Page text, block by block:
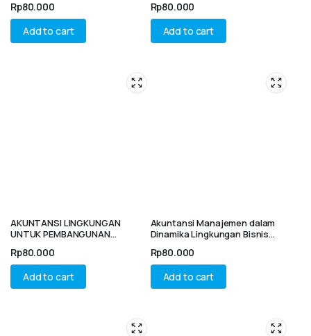
Rp80.000
Add to cart
Regulasi
Rp80.000
Add to cart
AKUNTANSI LINGKUNGAN
UNTUK PEMBANGUNAN
Prinsip, dan Implementasi
Rp80.000
Add to cart
Akuntansi Manajemen dalam
Dinamika Lingkungan Bisnis
Rp80.000
Add to cart